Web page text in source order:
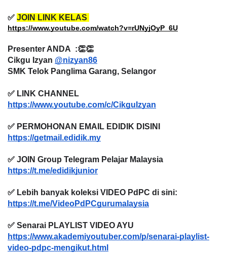
✅ JOIN LINK KELAS
https://www.youtube.com/watch?v=rUNyjOyP_6U
Presenter ANDA :👏👏
Cikgu Izyan @nizyan86
SMK Telok Panglima Garang, Selangor
✅ LINK CHANNEL
https://www.youtube.com/c/CikguIzyan
✅ PERMOHONAN EMAIL EDIDIK DISINI
https://getmail.edidik.my
✅ JOIN Group Telegram Pelajar Malaysia
https://t.me/edidikjunior
✅ Lebih banyak koleksi VIDEO PdPC di sini:
https://t.me/VideoPdPCgurumalaysia
✅ Senarai PLAYLIST VIDEO AYU
https://www.akademiyoutuber.com/p/senarai-playlist-
video-pdpc-mengikut.html